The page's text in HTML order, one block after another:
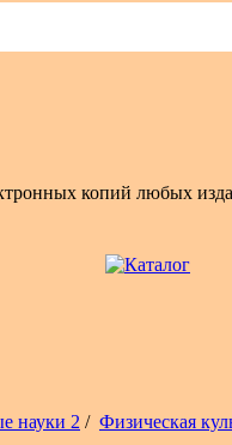
копий любых
науки 2 / Физическая